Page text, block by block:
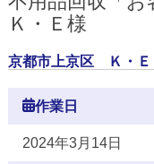
Ｋ・Ｅ様
京都市上京区 Ｋ・Ｅ
作業日
2024年3月14日